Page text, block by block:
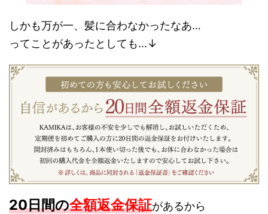
しかも万が一、髪に合わなかったなあ…
ってことがあったとしても…↓
20日間の全額返金保証があるから